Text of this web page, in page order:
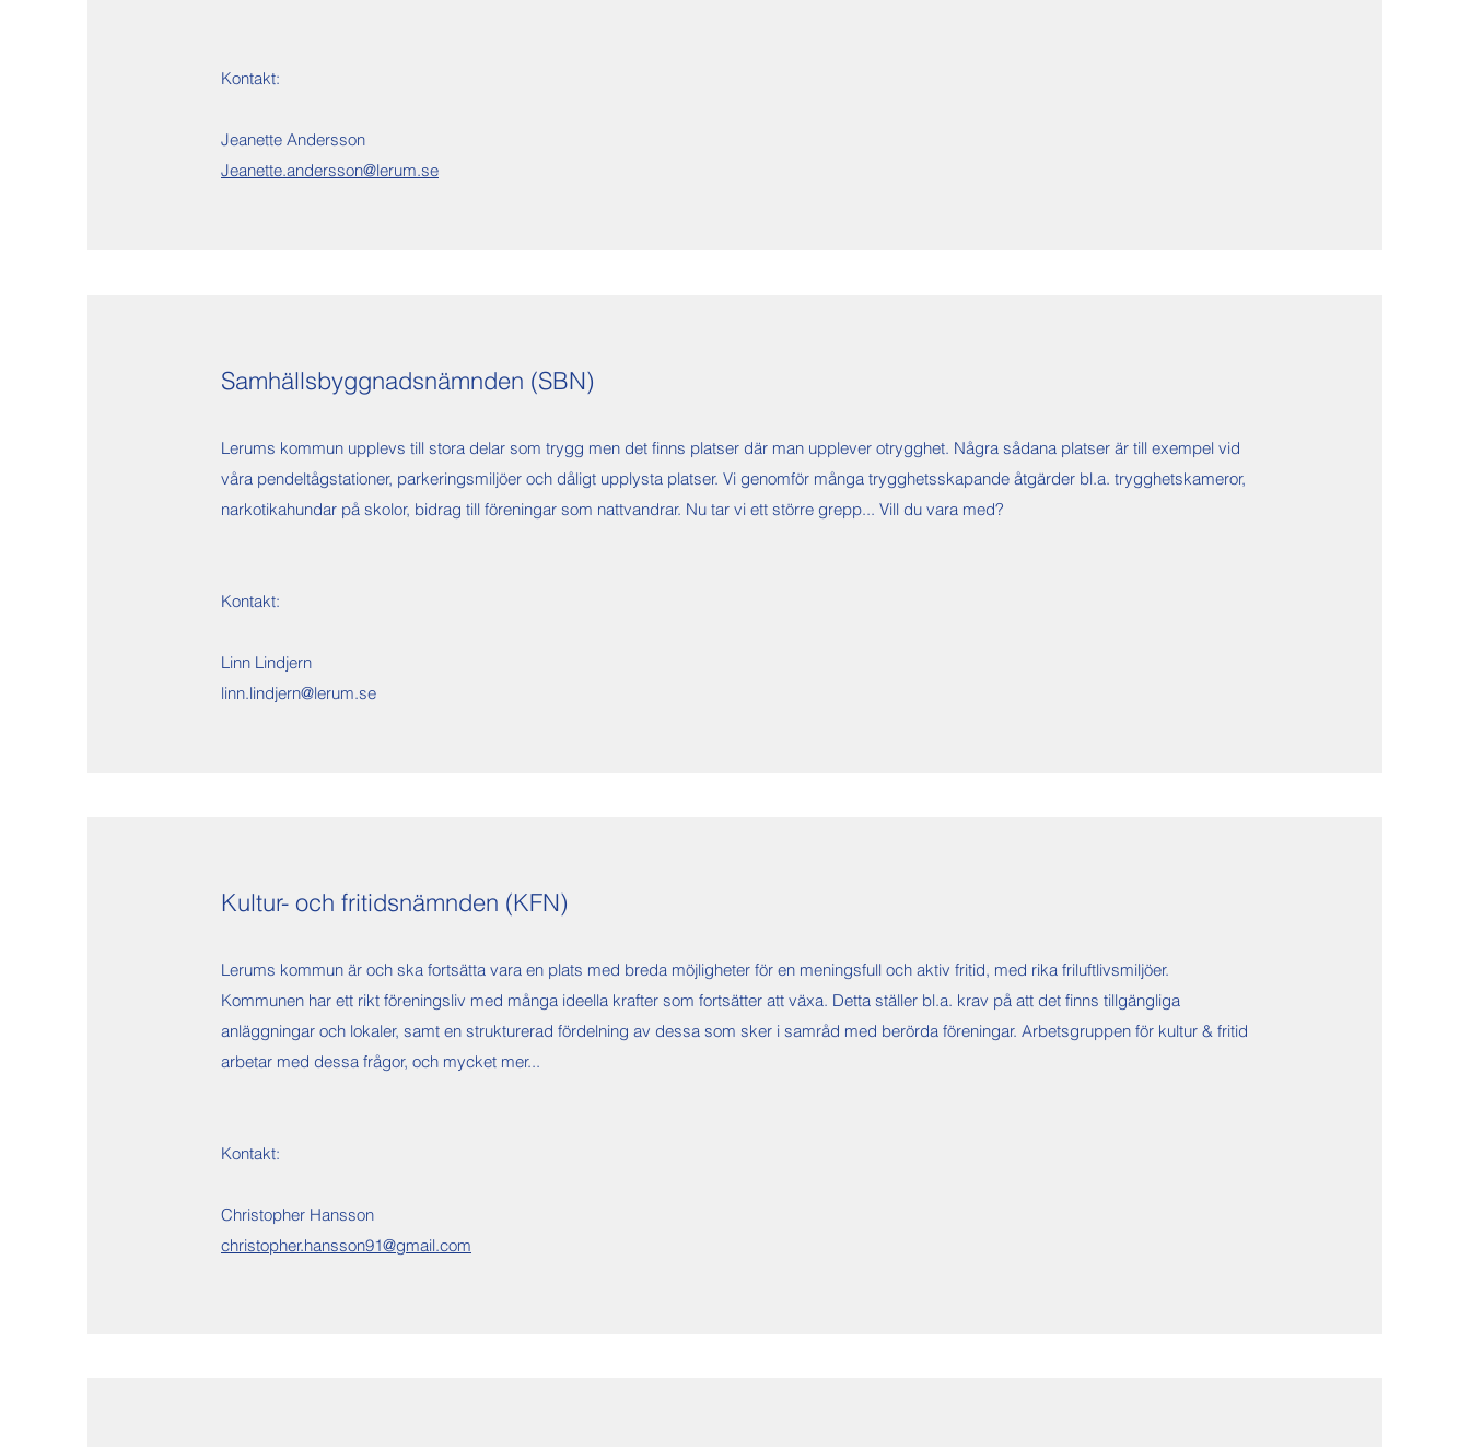
Kontakt:
Jeanette Andersson
Jeanette.andersson@lerum.se
Samhällsbyggnadsnämnden (SBN)
Lerums kommun upplevs till stora delar som trygg men det finns platser där man upplever otrygghet. Några sådana platser är till exempel vid
våra pendeltågstationer, parkeringsmiljöer och dåligt upplysta platser. Vi genomför många trygghetsskapande åtgärder bl.a. trygghetskameror,
narkotikahundar på skolor, bidrag till föreningar som nattvandrar. Nu tar vi ett större grepp... Vill du vara med?
Kontakt:
Linn Lindjern
linn.lindjern@lerum.se
Kultur- och fritidsnämnden (KFN)
Lerums kommun är och ska fortsätta vara en plats med breda möjligheter för en meningsfull och aktiv fritid, med rika friluftlivsmiljöer.
Kommunen har ett rikt föreningsliv med många ideella krafter som fortsätter att växa. Detta ställer bl.a. krav på att det finns tillgängliga
anläggningar och lokaler, samt en strukturerad fördelning av dessa som sker i samråd med berörda föreningar. Arbetsgruppen för kultur & fritid
arbetar med dessa frågor, och mycket mer...​
Kontakt:
Christopher Hansson
christopher.hansson91@gmail.com